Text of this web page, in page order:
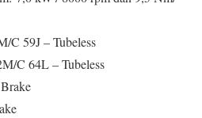
C 59J – Tubeless
C 64L – Tubeless